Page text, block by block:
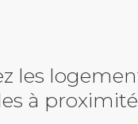
les
à proximité